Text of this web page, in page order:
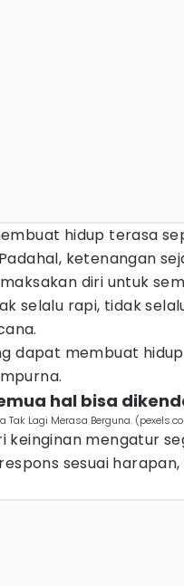
hidup terasa
ketenangan
diri untuk
selalu rapi, tidak
dapat membuat
hal bisa
Lagi Merasa Berguna.
keinginan mengatur
sesuai